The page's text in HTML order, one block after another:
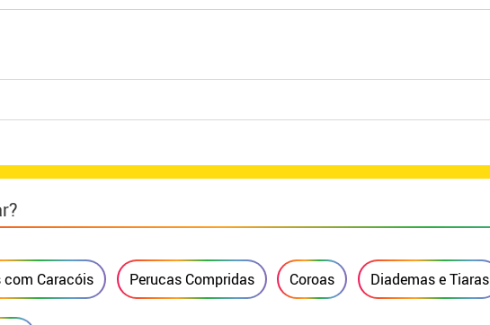
com Caracóis Perucas Compridas Coroas Diademas e Tiaras